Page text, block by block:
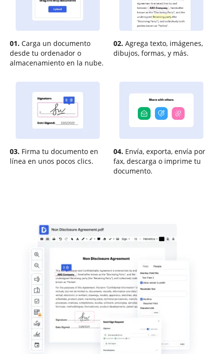
01. Carga un documento
desde tu ordenador o
almacenamiento en la nube.
02. Agrega texto, imágenes,
dibujos, formas, y más.
03. Firma tu documento en
línea en unos pocos clics.
04. Envía, exporta, envía por
fax, descarga o imprime tu
documento.